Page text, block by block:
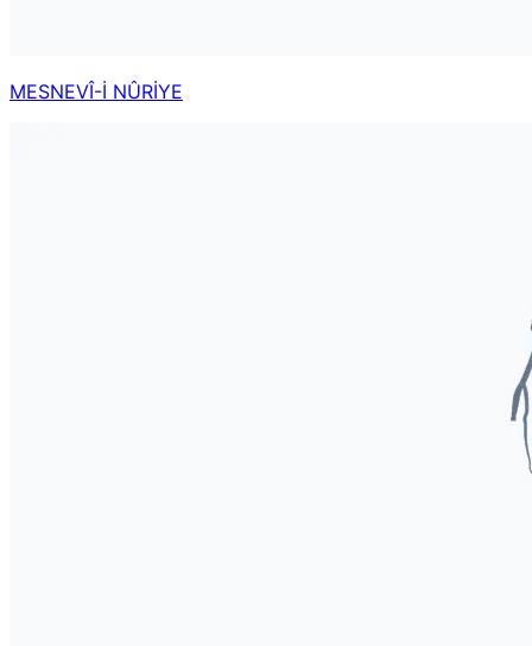
MESNEVÎ-İ NÛRİYE